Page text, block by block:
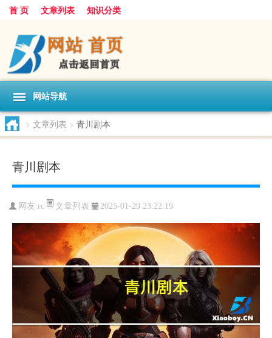
首 页 文章列表 知识分类
网站导航
> 文章列表 > 青川剧本
青川剧本
网友:rc 文章列表 2025-01-29 23:22:19